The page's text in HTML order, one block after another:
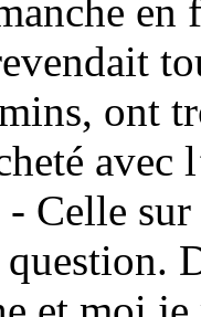
ont
avec
Celle sur
question.